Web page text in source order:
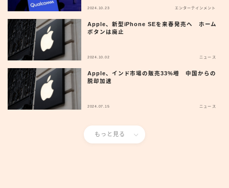
2024.10.23 エンターテインメント
Apple、新型iPhone SEを来春発売へ ホーム
ボタンは廃止
2024.10.02 ニュース
Apple、インド市場の販売33%増 中国からの
脱却加速
2024.07.15 ニュース
もっと見る